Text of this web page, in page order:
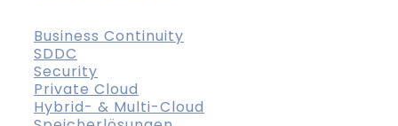
Business Continuity
SDDC
Security
Private Cloud
Hybrid- & Multi-Cloud